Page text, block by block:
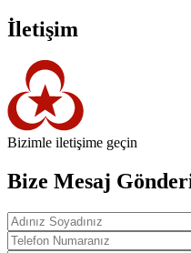
İletişim
Bizimle iletişime geçin
Bize Mesaj